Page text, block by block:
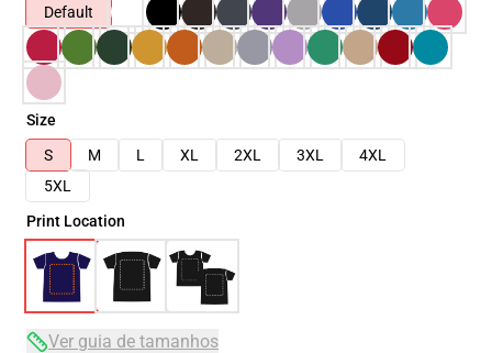
Default
Size
S
M L XL 2XL 3XL
4XL
5XL
Print Location
Ver guia de tamanhos